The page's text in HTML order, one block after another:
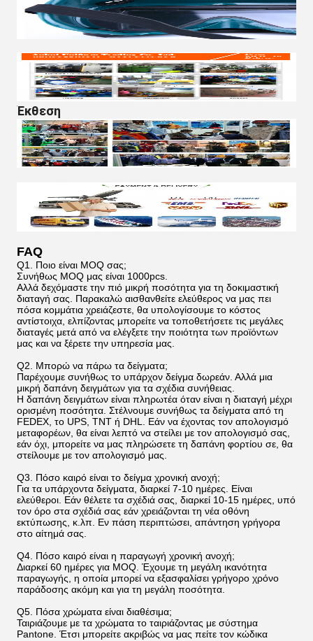
Έκθεση
FAQ
Q1. Ποιο είναι MOQ σας;
Συνήθως MOQ μας είναι 1000pcs.
Αλλά δεχόμαστε την πιό μικρή ποσότητα για τη δοκιμαστική
διαταγή σας. Παρακαλώ αισθανθείτε ελεύθερος να μας πει
πόσα κομμάτια χρειάζεστε, θα υπολογίσουμε το κόστος
αντίστοιχα, ελπίζοντας μπορείτε να τοποθετήσετε τις μεγάλες
διαταγές μετά από να ελέγξετε την ποιότητα των προϊόντων
μας και να ξέρετε την υπηρεσία μας.
Q2. Μπορώ να πάρω τα δείγματα;
Παρέχουμε συνήθως το υπάρχον δείγμα δωρεάν. Αλλά μια
μικρή δαπάνη δειγμάτων για τα σχέδια συνήθειας.
Η δαπάνη δειγμάτων είναι πληρωτέα όταν είναι η διαταγή μέχρι
ορισμένη ποσότητα. Στέλνουμε συνήθως τα δείγματα από τη
FEDEX, το UPS, TNT ή DHL. Εάν να έχοντας τον απολογισμό
μεταφορέων, θα είναι λεπτό να στείλει με τον απολογισμό σας,
εάν όχι, μπορείτε να μας πληρώσετε τη δαπάνη φορτίου σε, θα
στείλουμε με τον απολογισμό μας.
Q3. Πόσο καιρό είναι το δείγμα χρονική ανοχή;
Για τα υπάρχοντα δείγματα, διαρκεί 7-10 ημέρες. Είναι
ελεύθεροι. Εάν θέλετε τα σχέδιά σας, διαρκεί 10-15 ημέρες, υπό
τον όρο στα σχέδιά σας εάν χρειάζονται τη νέα οθόνη
εκτύπωσης, κ.λπ. Εν πάση περιπτώσει, απάντηση γρήγορα
στο αίτημά σας.
Q4. Πόσο καιρό είναι η παραγωγή χρονική ανοχή;
Διαρκεί 60 ημέρες για MOQ. Έχουμε τη μεγάλη ικανότητα
παραγωγής, η οποία μπορεί να εξασφαλίσει γρήγορο χρόνο
παράδοσης ακόμη και για τη μεγάλη ποσότητα.
Q5. Πόσα χρώματα είναι διαθέσιμα;
Ταιριάζουμε με τα χρώματα το ταιριάζοντας με σύστημα
Pantone. Έτσι μπορείτε ακριβώς να μας πείτε τον κώδικα